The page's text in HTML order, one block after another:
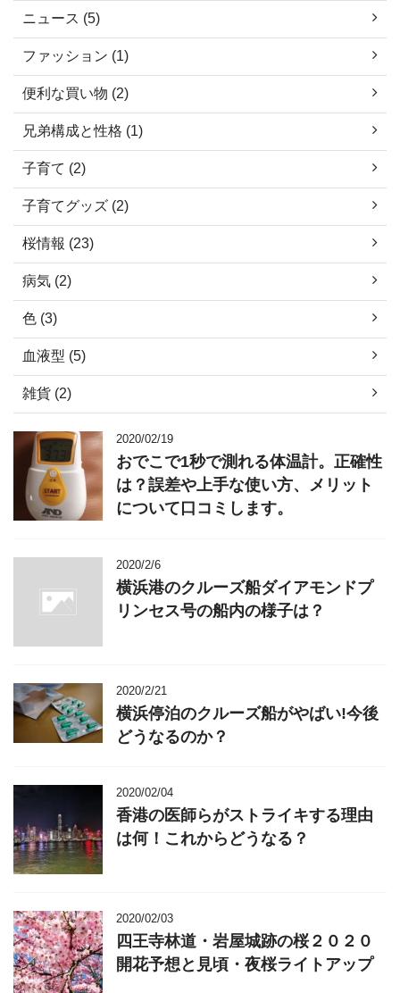
ニュース (5)
ファッション (1)
便利な買い物 (2)
兄弟構成と性格 (1)
子育て (2)
子育てグッズ (2)
桜情報 (23)
病気 (2)
色 (3)
血液型 (5)
雑貨 (2)
2020/02/19
おでこで1秒で測れる体温計。正確性
は？誤差や上手な使い方、メリット
について口コミします。
2020/2/6
横浜港のクルーズ船ダイアモンドプ
リンセス号の船内の様子は？
2020/2/21
横浜停泊のクルーズ船がやばい!今後
どうなるのか？
2020/02/04
香港の医師らがストライキする理由
は何！これからどうなる？
2020/02/03
四王寺林道・岩屋城跡の桜２０２０
開花予想と見頃・夜桜ライトアップ